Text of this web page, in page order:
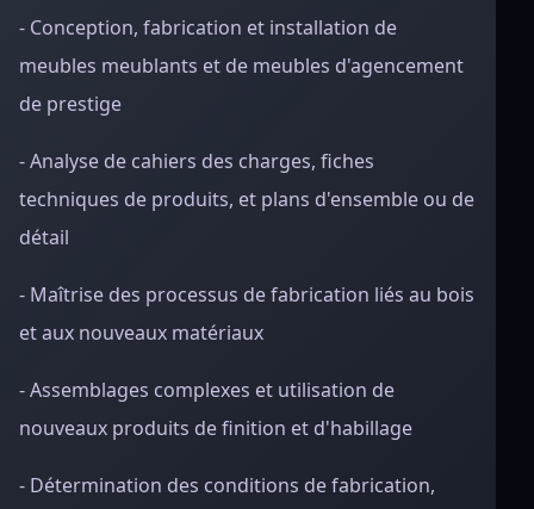
- Conception, fabrication et installation de
meubles meublants et de meubles d'agencement
de prestige
- Analyse de cahiers des charges, fiches
techniques de produits, et plans d'ensemble ou de
détail
- Maîtrise des processus de fabrication liés au bois
et aux nouveaux matériaux
- Assemblages complexes et utilisation de
nouveaux produits de finition et d'habillage
- Détermination des conditions de fabrication,